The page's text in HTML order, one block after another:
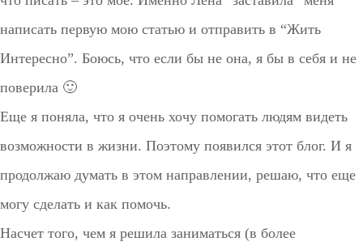
написать первую мою статью и отправить в “Жить
Интересно”. Боюсь, что если бы не она, я бы в себя и не
поверила 🙂
Еще я поняла, что я очень хочу помогать людям видеть
возможности в жизни. Поэтому появился этот блог. И я
продолжаю думать в этом направлении, решаю, что еще
могу сделать и как помочь.
Насчет того, чем я решила заниматься (в более